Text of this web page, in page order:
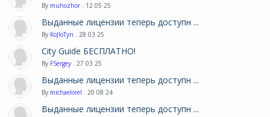
By muhozhor . 12 05 25
Выданные лицензии теперь доступн ...
By KoJIoTyn . 28 03 25
City Guide БЕСПЛАТНО!
By FSergey . 27 03 25
Выданные лицензии теперь доступн ...
By michaelorel . 20 08 24
Выданные лицензии теперь доступн ...